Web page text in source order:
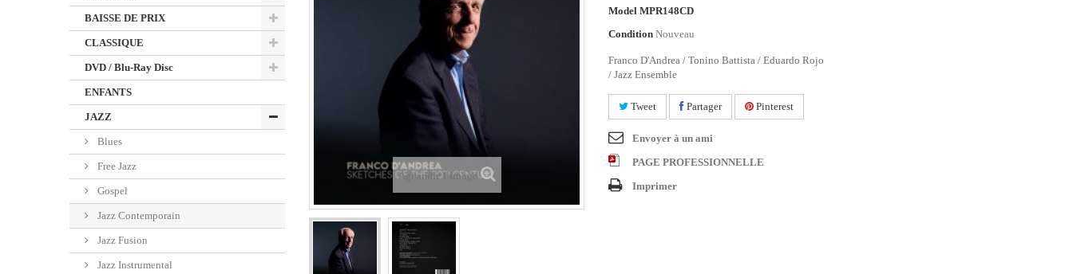
BAISSE DE PRIX
CLASSIQUE
DVD / Blu-Ray Disc
ENFANTS
JAZZ
Blues
Free Jazz
Gospel
Jazz Contemporain
Jazz Fusion
Jazz Instrumental
Agrandir l'image
Model MPR148CD
Condition Nouveau
Franco D'Andrea / Tonino Battista / Eduardo Rojo
/ Jazz Ensemble
Tweet Partager Pinterest
Envoyer à un ami
PAGE PROFESSIONNELLE
Imprimer